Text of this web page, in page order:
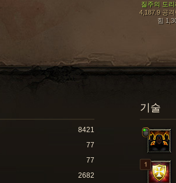
질주의 도리
4,187.9 공격
힘
기술
8421
77
77
2682